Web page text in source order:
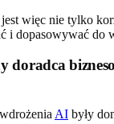
więc nie tylko
i dopasowywać do
doradca
AI były